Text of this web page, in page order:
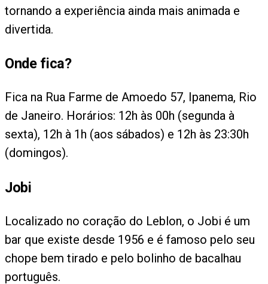
tornando a experiência ainda mais animada e
divertida.
Onde fica?
Fica na Rua Farme de Amoedo 57, Ipanema, Rio
de Janeiro. Horários: 12h às 00h (segunda à
sexta), 12h à 1h (aos sábados) e 12h às 23:30h
(domingos).
Jobi
Localizado no coração do Leblon, o Jobi é um
bar que existe desde 1956 e é famoso pelo seu
chope bem tirado e pelo bolinho de bacalhau
português.